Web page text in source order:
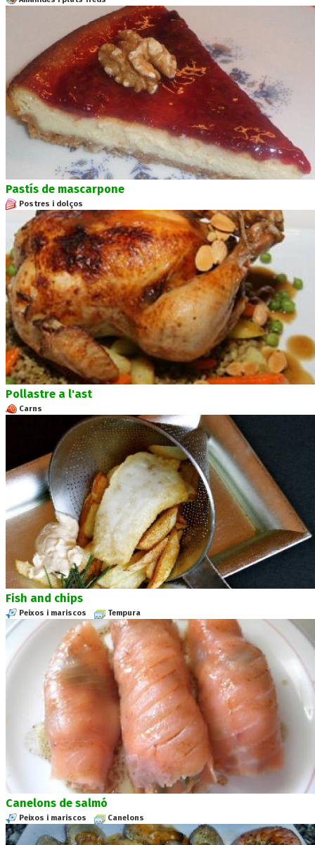
Pastís de mascarpone
Postres i dolços
Pollastre a l'ast
Carns
Fish and chips
Peixos i mariscos Tempura
Canelons de salmó
Peixos i mariscos Canelons